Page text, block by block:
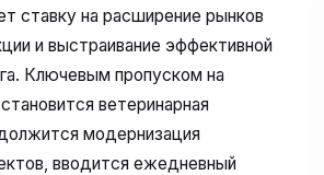
ставку на расширение рынков
и выстраивание эффективной
Ключевым пропуском на
ветеринарная
модернизация
вводится ежедневный